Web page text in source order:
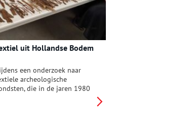
uit Hollandse Bodem
een onderzoek naar
archeologische
die in de jaren 1980